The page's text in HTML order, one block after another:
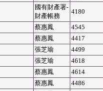
國有財產署-
財產帳務
4180
蔡惠鳳
4545
蔡惠鳳
4417
張芝瑜
4499
張芝瑜
4618
蔡惠鳳
4614
蔡惠鳳
4486